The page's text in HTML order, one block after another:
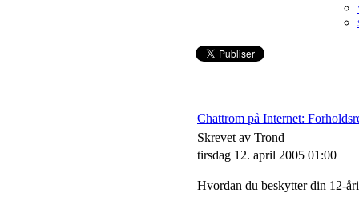
Chattrom på Internet:
Skrevet av Trond
tirsdag 12. april 2005 01:00
Hvordan du beskytter din 12-